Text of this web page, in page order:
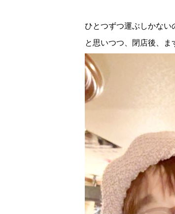
ひとつずつ運ぶしかない
と思いつつ、閉店後、ま